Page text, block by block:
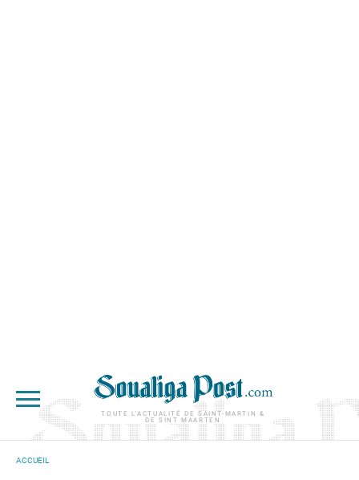
TOUTE L'ACTUALITÉ DE SAINT-MARTIN &
DE SINT MAARTEN
ACCUEIL